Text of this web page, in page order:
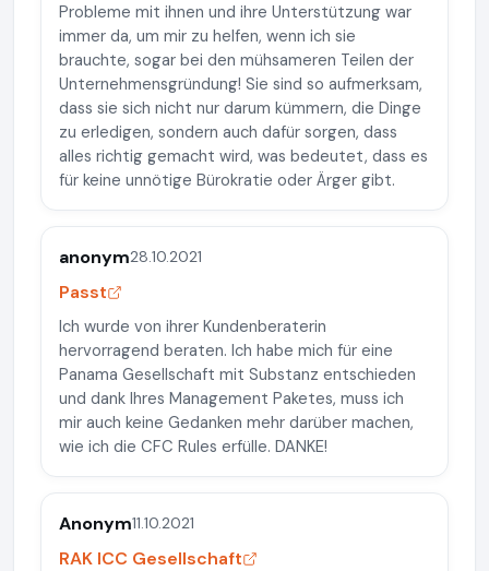
Probleme mit ihnen und ihre Unterstützung war
immer da, um mir zu helfen, wenn ich sie
brauchte, sogar bei den mühsameren Teilen der
Unternehmensgründung! Sie sind so aufmerksam,
dass sie sich nicht nur darum kümmern, die Dinge
zu erledigen, sondern auch dafür sorgen, dass
alles richtig gemacht wird, was bedeutet, dass es
für keine unnötige Bürokratie oder Ärger gibt.
anonym28.10.2021
Passt
Ich wurde von ihrer Kundenberaterin
hervorragend beraten. Ich habe mich für eine
Panama Gesellschaft mit Substanz entschieden
und dank Ihres Management Paketes, muss ich
mir auch keine Gedanken mehr darüber machen,
wie ich die CFC Rules erfülle. DANKE!
Anonym11.10.2021
RAK ICC Gesellschaft